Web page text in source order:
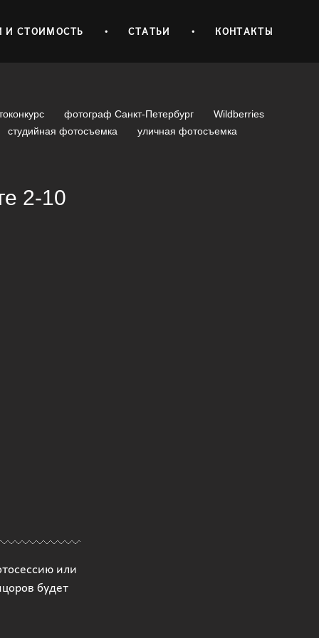
И СТОИМОСТЬ • СТАТЬИ • КОНТАКТЫ
фотограф Санкт-Петербург
Wildberries
студийная фотосъемка
уличная фотосъемка
2-10
или
будет